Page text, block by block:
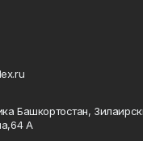
Башкортостан,
А